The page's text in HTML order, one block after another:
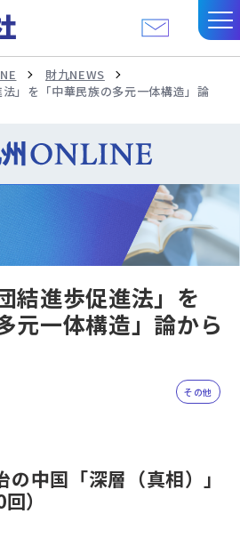
財九NEWS
」を「中華民族の多元一体構造」論
結進歩促進法」を
元一体構造」論から
その他
の中国「深層（真相）」
）